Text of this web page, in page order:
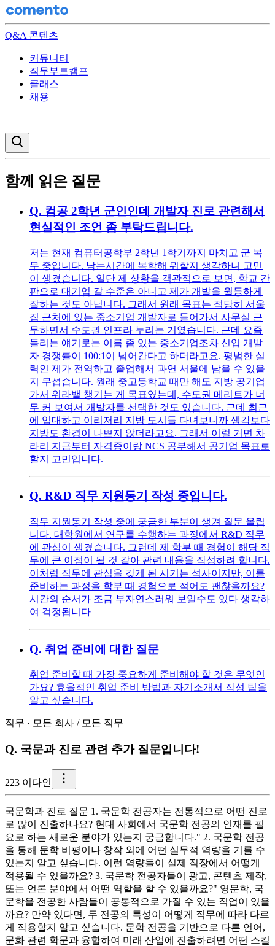
Q&A 콘텐츠
커뮤니티
직무부트캠프
클래스
채용
함께 읽은 질문
Q. 컴공 2학년 군인인데 개발자 진로 관련해서
현실적인 조언 좀 부탁드립니다.
저는 현재 컴퓨터공학부 2학년 1학기까지 마치고 군 복
무 중입니다. 남는시간에 복학해 뭐할지 생각하니 고민
이 생겼습니다. 일단 제 상황을 객관적으로 보면, 학교 간
판으로 대기업 갈 수준은 아니고 제가 개발을 월등하게
잘하는 것도 아닙니다. 그래서 원래 목표는 적당히 서울
집 근처에 있는 중소기업 개발자로 들어가서 사무실 근
무하면서 수도권 인프라 누리는 거였습니다. 근데 요즘
들리는 얘기로는 이름 좀 있는 중소기업조차 신입 개발
자 경쟁률이 100:1이 넘어간다고 하더라고요. 평범한 실
력인 제가 전역하고 졸업해서 과연 서울에 남을 수 있을
지 무섭습니다. 원래 중고등학교 때만 해도 지방 공기업
가서 워라밸 챙기는 게 목표였는데, 수도권 메리트가 너
무 커 보여서 개발자를 선택한 것도 있습니다. 근데 최근
에 입대하고 이리저리 지방 도시들 다녀보니까 생각보다
지방도 환경이 나쁘지 않더라고요. 그래서 이럴 거면 차
라리 지금부터 자격증이랑 NCS 공부해서 공기업 목표로
할지 고민입니다.
Q. R&D 직무 지원동기 작성 중입니다.
직무 지원동기 작성 중에 궁금한 부분이 생겨 질문 올립
니다. 대학원에서 연구를 수행하는 과정에서 R&D 직무
에 관심이 생겼습니다. 그런데 제 학부 때 경험이 해당 직
무에 큰 이점이 될 것 같아 관련 내용을 작성하려 합니다.
이처럼 직무에 관심을 갖게 된 시기는 석사이지만, 이를
준비하는 과정을 학부 때 경험으로 적어도 괜찮을까요?
시간의 순서가 조금 부자연스러워 보일수도 있다 생각하
여 걱정됩니다
Q. 취업 준비에 대한 질문
취업 준비할 때 가장 중요하게 준비해야 할 것은 무엇인
가요? 효율적인 취업 준비 방법과 자기소개서 작성 팁을
알고 싶습니다.
직무 · 모든 회사 / 모든 직무
Q. 국문과 진로 관련 추가 질문입니다!
223 이다인
국문학과 진로 질문 1. 국문학 전공자는 전통적으로 어떤 진로
로 많이 진출하나요? 현대 사회에서 국문학 전공의 인재를 필
요로 하는 새로운 분야가 있는지 궁금합니다." 2. 국문학 전공
을 통해 문학 비평이나 창작 외에 어떤 실무적 역량을 기를 수
있는지 알고 싶습니다. 이런 역량들이 실제 직장에서 어떻게
적용될 수 있을까요? 3. 국문학 전공자들이 광고, 콘텐츠 제작,
또는 언론 분야에서 어떤 역할을 할 수 있을까요?" 영문학, 국
문학을 전공한 사람들이 공통적으로 가질 수 있는 직업이 있을
까요? 만약 있다면, 두 전공의 특성이 어떻게 직무에 따라 다르
게 작용할지 알고 싶습니다. 문학 전공을 기반으로 다른 언어,
문화 관련 학문과 융합하여 미래 산업에 진출하려면 어떤 스킬